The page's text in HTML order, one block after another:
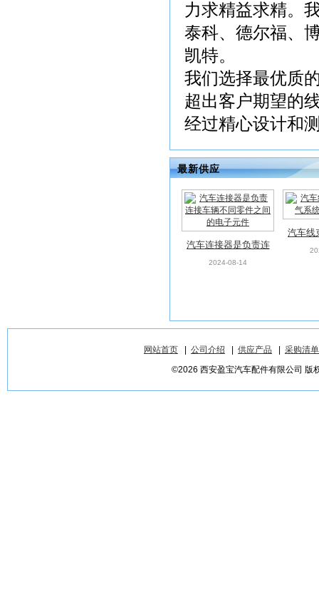
力求精益求精。
泰科、德尔福、
凯特。
我们选择最优质
超出客户期望的
经过精心设计和
最新供应
汽车连接器是负责连
接车辆不同零件之间
2024-08-14
汽车线
系
网站首页 公司介绍 供应产品
采购清单
©2026 西安盈宝汽车配件有限公司 版